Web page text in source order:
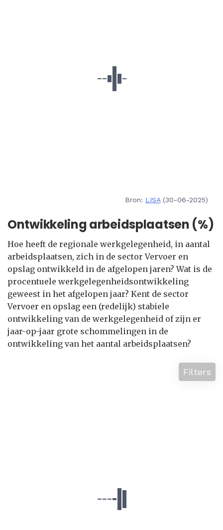
Bron: LISA(30-06-2025)
Ontwikkeling arbeidsplaatsen (%)
Hoe heeft de regionale werkgelegenheid, in aantal
arbeidsplaatsen, zich in de sector Vervoer en
opslag ontwikkeld in de afgelopen jaren? Wat is de
procentuele werkgelegenheidsontwikkeling
geweest in het afgelopen jaar? Kent de sector
Vervoer en opslag een (redelijk) stabiele
ontwikkeling van de werkgelegenheid of zijn er
jaar-op-jaar grote schommelingen in de
ontwikkeling van het aantal arbeidsplaatsen?
Filters